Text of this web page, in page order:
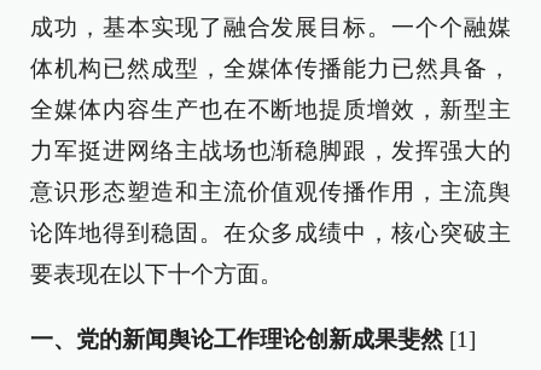
成功，基本实现了融合发展目标。一个个融媒
体机构已然成型，全媒体传播能力已然具备，
全媒体内容生产也在不断地提质增效，新型主
力军挺进网络主战场也渐稳脚跟，发挥强大的
意识形态塑造和主流价值观传播作用，主流舆
论阵地得到稳固。在众多成绩中，核心突破主
要表现在以下十个方面。
一、党的新闻舆论工作理论创新成果斐然 [1]